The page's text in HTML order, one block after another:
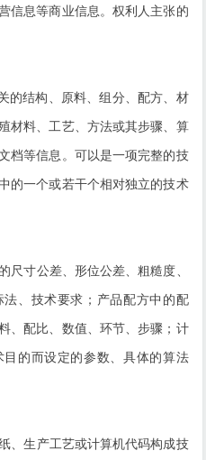
信息等商业信息。权利人主张的
的结构、原料、组分、配方、材
材料、工艺、方法或其步骤、算
档等信息。可以是一项完整的技
的一个或若干个相对独立的技术
尺寸公差、形位公差、粗糙度、
、技术要求；产品配方中的配
、配比、数值、环节、步骤；计
的而设定的参数、具体的算法
、生产工艺或计算机代码构成技